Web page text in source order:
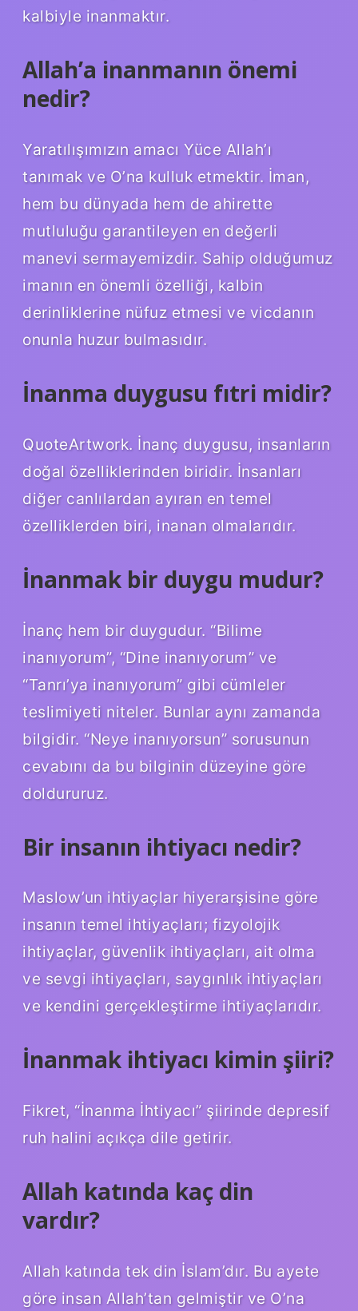
kalbiyle inanmaktır.
Allah’a inanmanın önemi
nedir?
Yaratılışımızın amacı Yüce Allah’ı
tanımak ve O’na kulluk etmektir. İman,
hem bu dünyada hem de ahirette
mutluluğu garantileyen en değerli
manevi sermayemizdir. Sahip olduğumuz
imanın en önemli özelliği, kalbin
derinliklerine nüfuz etmesi ve vicdanın
onunla huzur bulmasıdır.
İnanma duygusu fıtri midir?
QuoteArtwork. İnanç duygusu, insanların
doğal özelliklerinden biridir. İnsanları
diğer canlılardan ayıran en temel
özelliklerden biri, inanan olmalarıdır.
İnanmak bir duygu mudur?
İnanç hem bir duygudur. “Bilime
inanıyorum”, “Dine inanıyorum” ve
“Tanrı’ya inanıyorum” gibi cümleler
teslimiyeti niteler. Bunlar aynı zamanda
bilgidir. “Neye inanıyorsun” sorusunun
cevabını da bu bilginin düzeyine göre
doldururuz.
Bir insanın ihtiyacı nedir?
Maslow’un ihtiyaçlar hiyerarşisine göre
insanın temel ihtiyaçları; fizyolojik
ihtiyaçlar, güvenlik ihtiyaçları, ait olma
ve sevgi ihtiyaçları, saygınlık ihtiyaçları
ve kendini gerçekleştirme ihtiyaçlarıdır.
İnanmak ihtiyacı kimin şiiri?
Fikret, “İnanma İhtiyacı” şiirinde depresif
ruh halini açıkça dile getirir.
Allah katında kaç din
vardır?
Allah katında tek din İslam’dır. Bu ayete
göre insan Allah’tan gelmiştir ve O’na